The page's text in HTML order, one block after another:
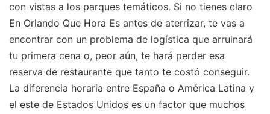
con vistas a los parques temáticos. Si no tienes claro
En Orlando Que Hora Es antes de aterrizar, te vas a
encontrar con un problema de logística que arruinará
tu primera cena o, peor aún, te hará perder esa
reserva de restaurante que tanto te costó conseguir.
La diferencia horaria entre España o América Latina y
el este de Estados Unidos es un factor que muchos